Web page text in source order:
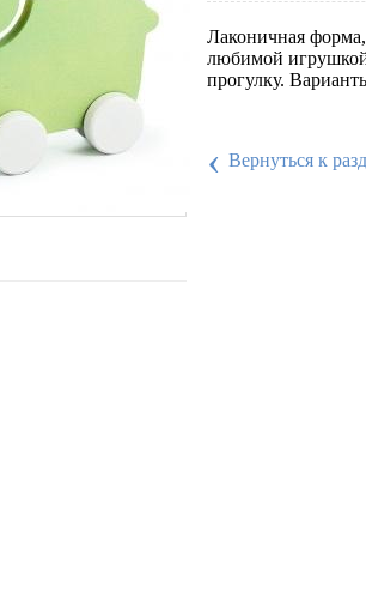
Лаконичная форма,
любимой
прогулку.
‹ Вернуться к